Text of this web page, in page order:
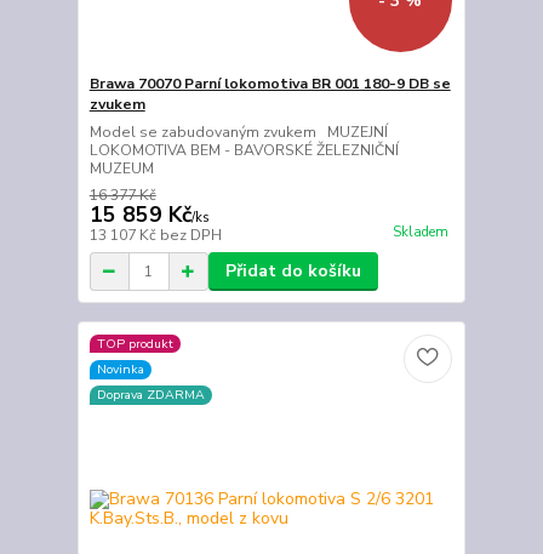
Brawa 70070 Parní lokomotiva BR 001 180-9 DB se
zvukem
Model se zabudovaným zvukem MUZEJNÍ
LOKOMOTIVA BEM - BAVORSKÉ ŽELEZNIČNÍ
MUZEUM
16 377 Kč
15 859 Kč/ks
13 107 Kč bez DPH Skladem
Přidat do košíku
TOP produkt
Novinka
Doprava ZDARMA